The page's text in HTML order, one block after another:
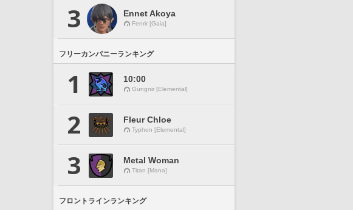
3 Ennet Akoya
Fenrir [Gaia]
フリーカンパニーランキング
1 10:00
Gungnir [Elemental]
2 Fleur Chloe
Typhon [Elemental]
3 Metal Woman
Titan [Mana]
フロントラインランキング